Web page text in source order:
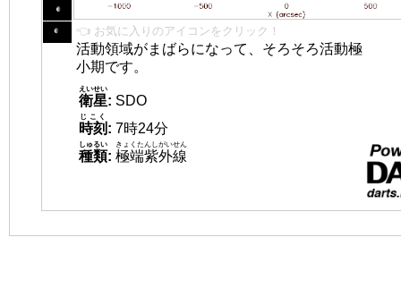
👈 お気に入りのアイコンをクリック！
活動領域がまばらになって、そろそろ活動極
小期です。
衛星
えいせい
: SDO
時刻
じこく
: 7時24分
種類
しゅるい
: 極端紫外線
きょくたんしがいせん